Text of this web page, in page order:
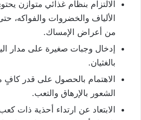
الالتزام بنظام غذائي متوازن
الألياف والخضروات والفواكه،
من أعراض الإمساك.
إدخال وجبات صغيرة على مدار
بالغثيان.
الاهتمام بالحصول على قدر كافٍ
الشعور بالإرهاق والتعب.
الابتعاد عن ارتداء أحذية ذات